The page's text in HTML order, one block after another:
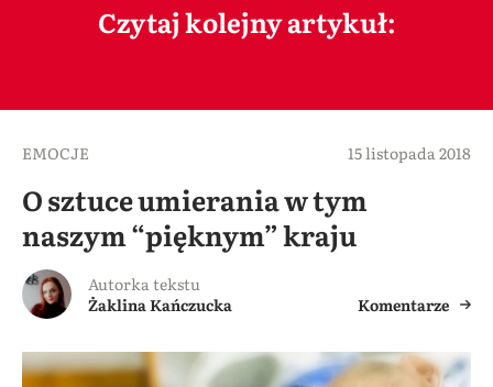
Czytaj kolejny artykuł:
EMOCJE 15 listopada 2018
O sztuce umierania w tym
naszym “pięknym” kraju
Autorka tekstu
Żaklina Kańczucka
Komentarze